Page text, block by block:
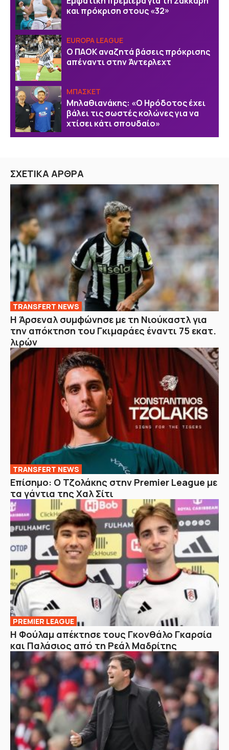
και πρόκριση στους «32»
EUROPA LEAGUE
Ο ΠΑΟΚ αναζητά βάσεις πρόκρισης
απέναντι στην Άντερλεχτ
ΜΠΑΣΚΕΤ
Μηλαθιανάκης: «Ο Ηρόδοτος έχει
βάλει τις σωστές κολώνες για να
χτίσει κάτι σπουδαίο»
ΣΧΕΤΙΚΑ ΑΡΘΡΑ
TRANSFERT NEWS
Η Άρσεναλ συμφώνησε με τη Νιούκαστλ για
την απόκτηση του Γκιμαράες έναντι 75 εκατ.
λιρών
TRANSFERT NEWS
Επίσημο: Ο Τζολάκης στην Premier League με
τα γάντια της Χαλ Σίτι
PREMIER LEAGUE
Η Φούλαμ απέκτησε τους Γκονθάλο Γκαρσία
και Παλάσιος από τη Ρεάλ Μαδρίτης